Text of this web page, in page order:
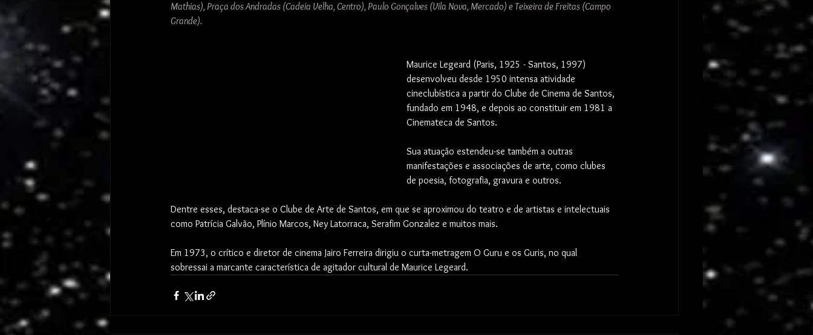
Mathias), Praça dos Andradas (Cadeia Velha, Centro), Paulo Gonçalves (Vila Nova, Mercado) e Teixeira de Freitas (Campo
Grande).
Maurice Legeard (Paris, 1925 - Santos, 1997)
desenvolveu desde 1950 intensa atividade
cineclubística a partir do Clube de Cinema de Santos,
fundado em 1948, e depois ao constituir em 1981 a
Cinemateca de Santos.
Sua atuação estendeu-se também a outras
manifestações e associações de arte, como clubes
de poesia, fotografia, gravura e outros.
Dentre esses, destaca-se o Clube de Arte de Santos, em que se aproximou do teatro e de artistas e intelectuais
como Patrícia Galvão, Plínio Marcos, Ney Latorraca, Serafim Gonzalez e muitos mais.
Em 1973, o crítico e diretor de cinema Jairo Ferreira dirigiu o curta-metragem O Guru e os Guris, no qual
sobressai a marcante característica de agitador cultural de Maurice Legeard.